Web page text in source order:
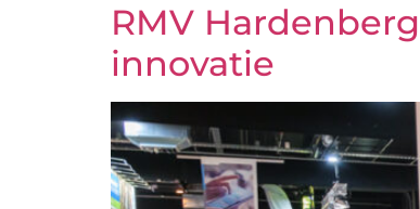
RMV
innovatie